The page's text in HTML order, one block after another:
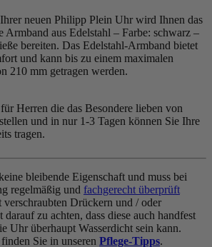
neuen Philipp Plein Uhr wird Ihnen das
Armband aus Edelstahl – Farbe: schwarz –
bereiten. Das Edelstahl-Armband bietet
und kann bis zu einem maximalen
210 mm getragen werden.
Herren die das Besondere lieben von
und in nur 1-3 Tagen können Sie Ihre
tragen.
bleibende Eigenschaft und muss bei
regelmäßig und fachgerecht überprüft
Drückern und / oder
zu achten, dass diese auch handfest
Uhr überhaupt Wasserdicht sein kann.
Sie in unseren Pflege-Tipps.